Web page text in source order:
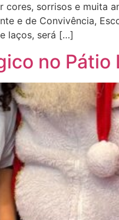
sorrisos e muita
e de Convivência,
laços, será […]
no